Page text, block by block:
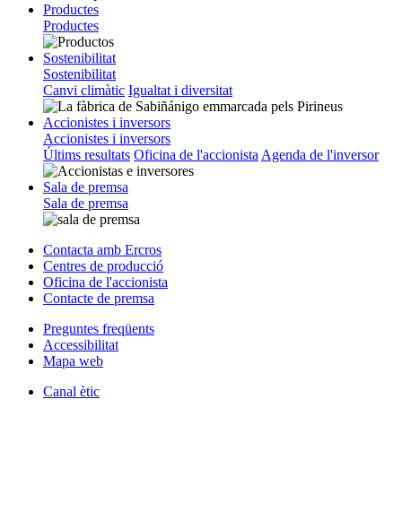
Productes
Productes
Sostenibilitat
Sostenibilitat
Canvi climàtic Igualtat i diversitat
Accionistes i inversors
Accionistes i inversors
Últims resultats Oficina de l'accionista Agenda de l'inversor
Sala de premsa
Sala de premsa
Contacta amb Ercros
Centres de producció
Oficina de l'accionista
Contacte de premsa
Preguntes freqüents
Accessibilitat
Mapa web
Canal ètic